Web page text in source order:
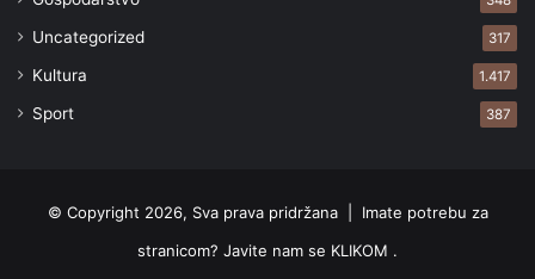
Uncategorized 317
Kultura 1.417
Sport 387
© Copyright 2026, Sva prava pridržana | Imate potrebu za
stranicom? Javite nam se KLIKOM .